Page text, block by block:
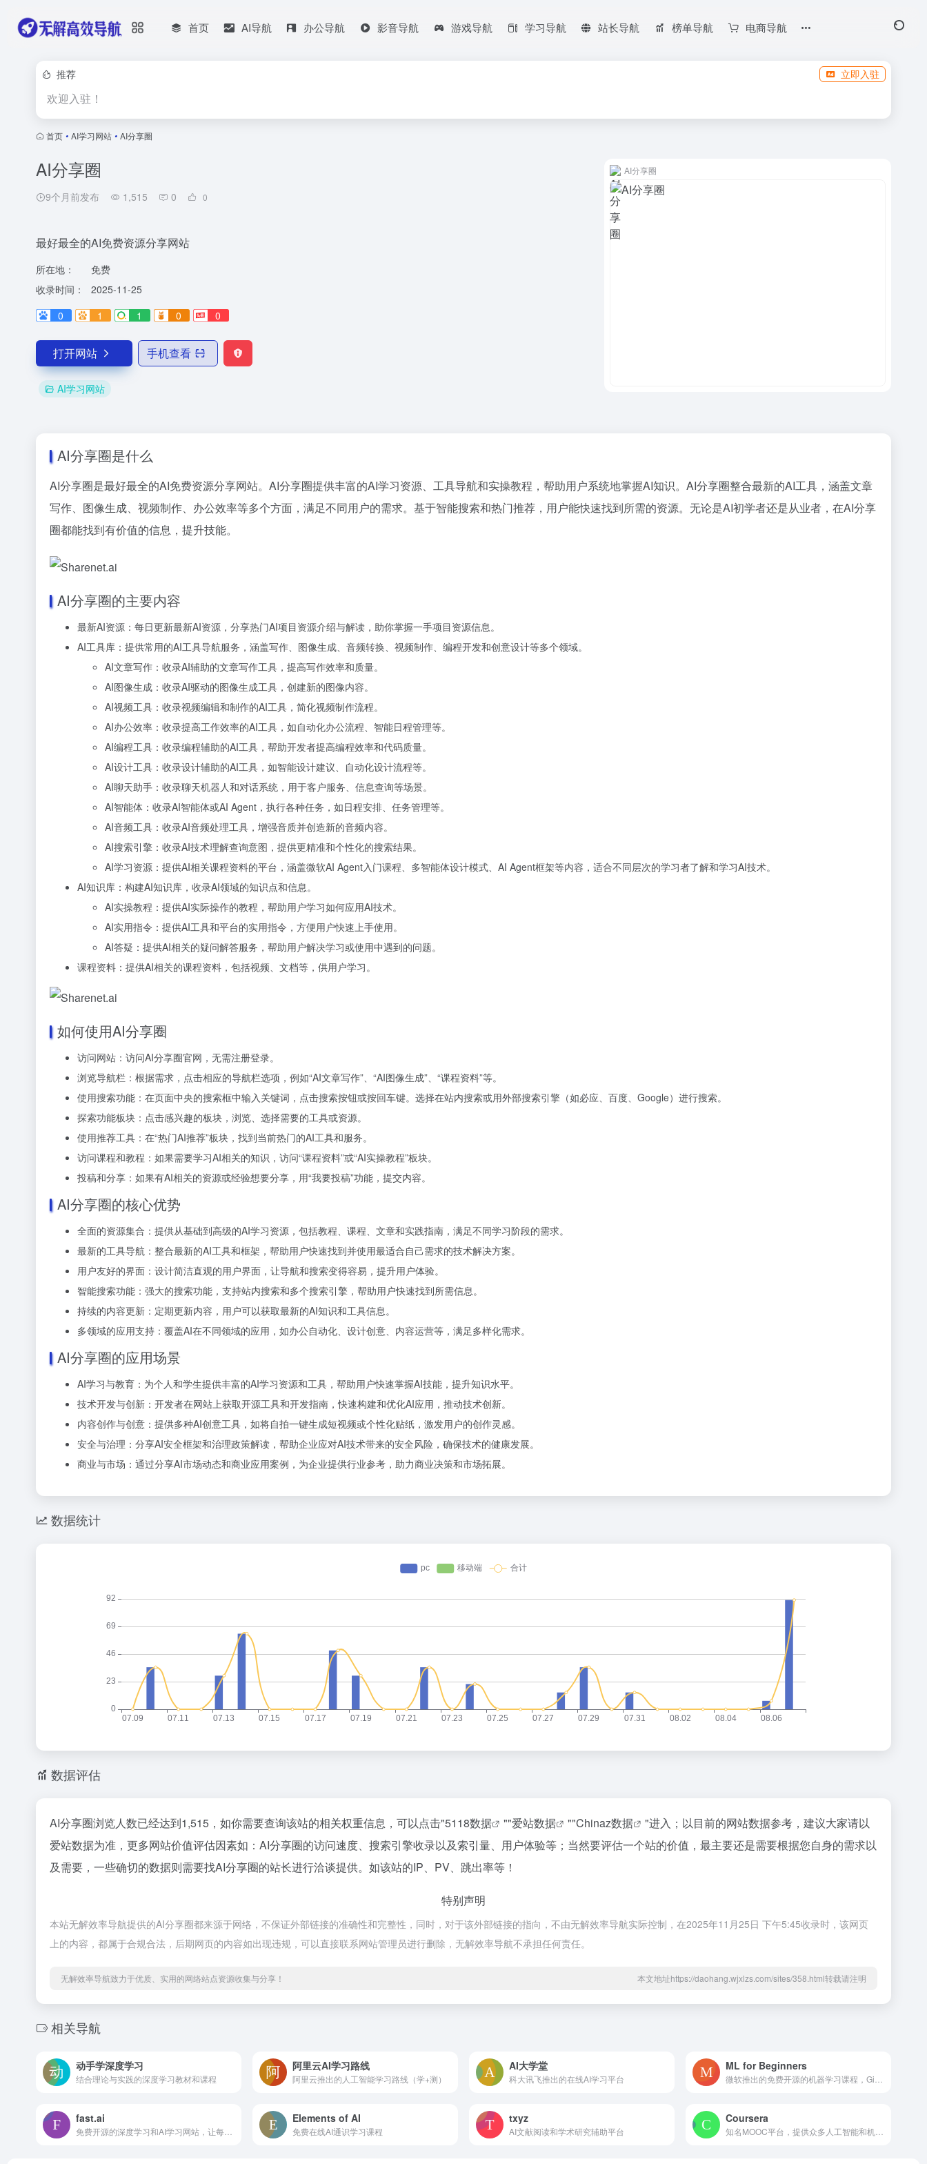
首页 AI导航 办公导航 影音导航 游戏导航 学习导航 站长导航 榜单导航 电商导航
推荐 立即入驻
欢迎入驻！
首页 • AI学习网站 • AI分享圈
AI分享圈
9个月前发布 1,515 0 0
最好最全的AI免费资源分享网站
所在地：
免费
收录时间：
2025-11-25
0
1 1 0 0
打开网站 手机查看
AI学习网站
AI分享圈
AI分享圈是什么
AI分享圈是最好最全的AI免费资源分享网站。AI分享圈提供丰富的AI学习资源、工具导航和实操教程，帮助用户系统地掌握AI知识。AI分享圈整合最新的AI工具，涵盖文章
写作、图像生成、视频制作、办公效率等多个方面，满足不同用户的需求。基于智能搜索和热门推荐，用户能快速找到所需的资源。无论是AI初学者还是从业者，在AI分享
圈都能找到有价值的信息，提升技能。
AI分享圈的主要内容
最新AI资源：每日更新最新AI资源，分享热门AI项目资源介绍与解读，助你掌握一手项目资源信息。
AI工具库：提供常用的AI工具导航服务，涵盖写作、图像生成、音频转换、视频制作、编程开发和创意设计等多个领域。
AI文章写作：收录AI辅助的文章写作工具，提高写作效率和质量。
AI图像生成：收录AI驱动的图像生成工具，创建新的图像内容。
AI视频工具：收录视频编辑和制作的AI工具，简化视频制作流程。
AI办公效率：收录提高工作效率的AI工具，如自动化办公流程、智能日程管理等。
AI编程工具：收录编程辅助的AI工具，帮助开发者提高编程效率和代码质量。
AI设计工具：收录设计辅助的AI工具，如智能设计建议、自动化设计流程等。
AI聊天助手：收录聊天机器人和对话系统，用于客户服务、信息查询等场景。
AI智能体：收录AI智能体或AI Agent，执行各种任务，如日程安排、任务管理等。
AI音频工具：收录AI音频处理工具，增强音质并创造新的音频内容。
AI搜索引擎：收录AI技术理解查询意图，提供更精准和个性化的搜索结果。
AI学习资源：提供AI相关课程资料的平台，涵盖微软AI Agent入门课程、多智能体设计模式、AI Agent框架等内容，适合不同层次的学习者了解和学习AI技术。
AI知识库：构建AI知识库，收录AI领域的知识点和信息。
AI实操教程：提供AI实际操作的教程，帮助用户学习如何应用AI技术。
AI实用指令：提供AI工具和平台的实用指令，方便用户快速上手使用。
AI答疑：提供AI相关的疑问解答服务，帮助用户解决学习或使用中遇到的问题。
课程资料：提供AI相关的课程资料，包括视频、文档等，供用户学习。
如何使用AI分享圈
访问网站：访问AI分享圈官网，无需注册登录。
浏览导航栏：根据需求，点击相应的导航栏选项，例如“AI文章写作”、“AI图像生成”、“课程资料”等。
使用搜索功能：在页面中央的搜索框中输入关键词，点击搜索按钮或按回车键。选择在站内搜索或用外部搜索引擎（如必应、百度、Google）进行搜索。
探索功能板块：点击感兴趣的板块，浏览、选择需要的工具或资源。
使用推荐工具：在“热门AI推荐”板块，找到当前热门的AI工具和服务。
访问课程和教程：如果需要学习AI相关的知识，访问“课程资料”或“AI实操教程”板块。
投稿和分享：如果有AI相关的资源或经验想要分享，用“我要投稿”功能，提交内容。
AI分享圈的核心优势
全面的资源集合：提供从基础到高级的AI学习资源，包括教程、课程、文章和实践指南，满足不同学习阶段的需求。
最新的工具导航：整合最新的AI工具和框架，帮助用户快速找到并使用最适合自己需求的技术解决方案。
用户友好的界面：设计简洁直观的用户界面，让导航和搜索变得容易，提升用户体验。
智能搜索功能：强大的搜索功能，支持站内搜索和多个搜索引擎，帮助用户快速找到所需信息。
持续的内容更新：定期更新内容，用户可以获取最新的AI知识和工具信息。
多领域的应用支持：覆盖AI在不同领域的应用，如办公自动化、设计创意、内容运营等，满足多样化需求。
AI分享圈的应用场景
AI学习与教育：为个人和学生提供丰富的AI学习资源和工具，帮助用户快速掌握AI技能，提升知识水平。
技术开发与创新：开发者在网站上获取开源工具和开发指南，快速构建和优化AI应用，推动技术创新。
内容创作与创意：提供多种AI创意工具，如将自拍一键生成短视频或个性化贴纸，激发用户的创作灵感。
安全与治理：分享AI安全框架和治理政策解读，帮助企业应对AI技术带来的安全风险，确保技术的健康发展。
商业与市场：通过分享AI市场动态和商业应用案例，为企业提供行业参考，助力商业决策和市场拓展。
数据统计
数据评估
AI分享圈浏览人数已经达到1,515，如你需要查询该站的相关权重信息，可以点击"5118数据 ""爱站数据 ""Chinaz数据
"进入；以目前的网站数据参考，建议大家请以
爱站数据为准，更多网站价值评估因素如：AI分享圈的访问速度、搜索引擎收录以及索引量、用户体验等；当然要评估一个站的价值，最主要还是需要根据您自身的需求以
及需要，一些确切的数据则需要找AI分享圈的站长进行洽谈提供。如该站的IP、PV、跳出率等！
特别声明
本站无解效率导航提供的AI分享圈都来源于网络，不保证外部链接的准确性和完整性，同时，对于该外部链接的指向，不由无解效率导航实际控制，在2025年11月25日 下午5:45收录时，该网页
上的内容，都属于合规合法，后期网页的内容如出现违规，可以直接联系网站管理员进行删除，无解效率导航不承担任何责任。
无解效率导航致力于优质、实用的网络站点资源收集与分享！ 本文地址https://daohang.wjxlzs.com/sites/358.html转载请注明
相关导航
动手学深度学习
结合理论与实践的深度学习教材和课程
阿里云AI学习路线
阿里云推出的人工智能学习路线（学+测）
AI大学堂
科大讯飞推出的在线AI学习平台
ML for Beginners
fast.ai Elements of AI
免费在线AI通识学习课程
txyz
AI文献阅读和学术研究辅助平台
Coursera